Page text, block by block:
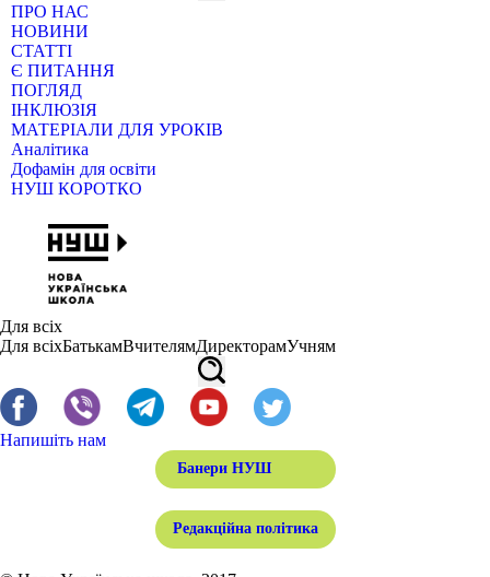
ПРО НАС
НОВИНИ
СТАТТІ
Є ПИТАННЯ
ПОГЛЯД
ІНКЛЮЗІЯ
МАТЕРІАЛИ ДЛЯ УРОКІВ
Аналітика
Дофамін для освіти
НУШ КОРОТКО
Для всіх
Для всіхБатькамВчителямДиректорамУчням
Напишіть нам
Банери НУШ
Редакційна політика